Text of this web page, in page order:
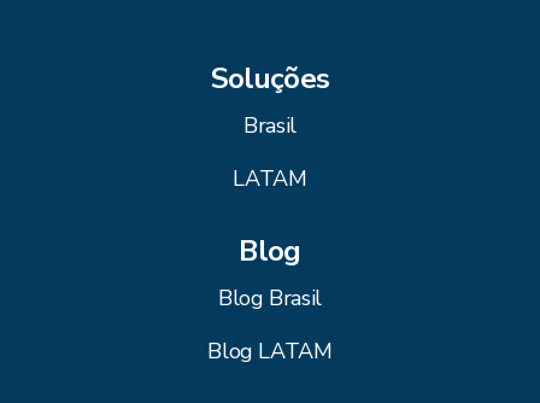
Soluções
Brasil
LATAM
Blog
Blog Brasil
Blog LATAM